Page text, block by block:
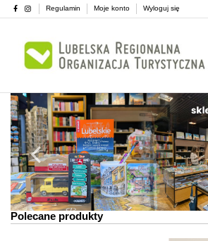
Regulamin Moje konto Wyloguj się
Polecane produkty